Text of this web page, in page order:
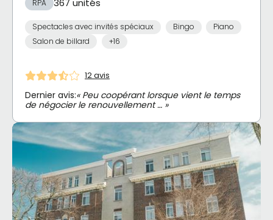
RPA 367 unités
Spectacles avec invités spéciaux Bingo
Piano
Salon de billard
+16
12 avis
Dernier avis:« Peu coopérant lorsque vient le temps
de négocier le renouvellement … »